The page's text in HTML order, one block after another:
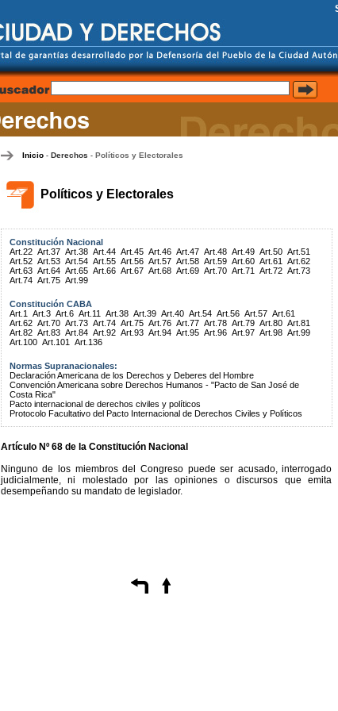
Inicio- Derechos - Políticos y Electorales
Políticos y Electorales
Constitución Nacional
Art.22 Art.37 Art.38 Art.44 Art.45 Art.46 Art.47 Art.48 Art.49 Art.50 Art.51
Art.52 Art.53 Art.54 Art.55 Art.56 Art.57 Art.58 Art.59 Art.60 Art.61
Art.62
Art.63 Art.64 Art.65 Art.66 Art.67 Art.68 Art.69 Art.70 Art.71 Art.72 Art.73
Art.74 Art.75 Art.99
Constitución CABA
Art.1
Art.3 Art.6 Art.11 Art.38 Art.39 Art.40 Art.54 Art.56 Art.57 Art.61
Art.62 Art.70 Art.73 Art.74 Art.75 Art.76 Art.77 Art.78 Art.79 Art.80 Art.81
Art.82 Art.83 Art.84 Art.92 Art.93 Art.94 Art.95 Art.96 Art.97 Art.98 Art.99
Art.100 Art.101 Art.136
Normas Supranacionales:
Declaración Americana de los Derechos y Deberes del Hombre
Convención Americana sobre Derechos Humanos - "Pacto de San José de
Costa Rica"
Pacto internacional de derechos civiles y políticos
Protocolo Facultativo del Pacto Internacional de Derechos Civiles y Políticos
Artículo Nº 68 de la Constitución Nacional
Ninguno de los miembros del Congreso puede ser acusado, interrogado
judicialmente, ni molestado por las opiniones o discursos que emita
desempeñando su mandato de legislador.